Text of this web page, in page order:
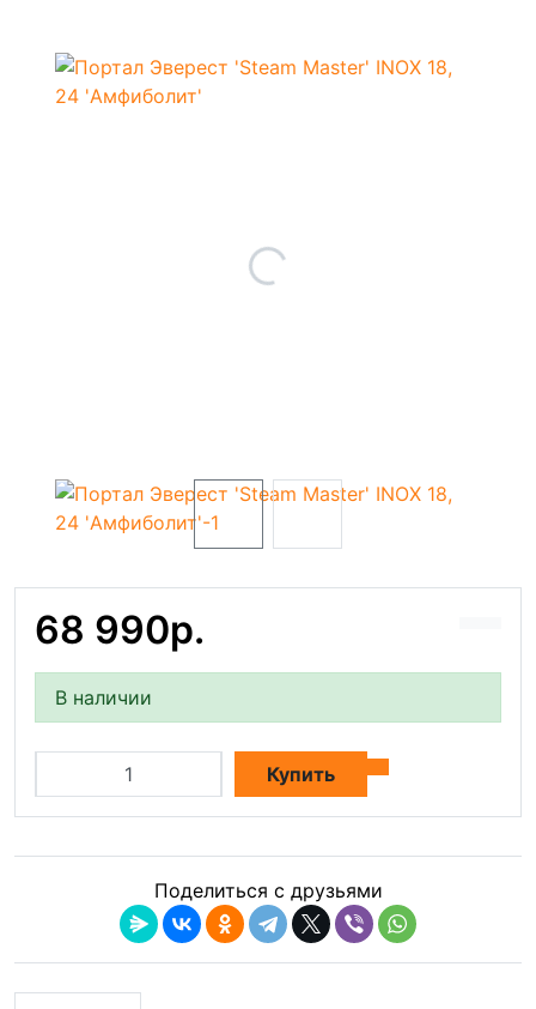
68 990р.
В наличии
Купить
Поделиться с друзьями